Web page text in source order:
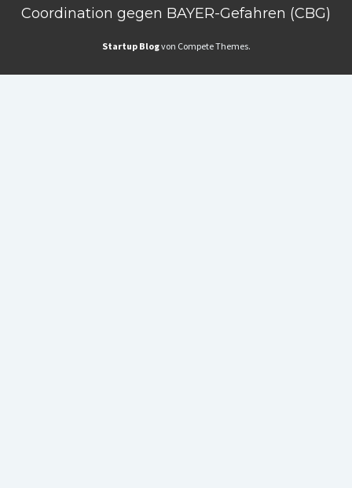
Coordination gegen BAYER-Gefahren (CBG)
Startup Blogvon Compete Themes.